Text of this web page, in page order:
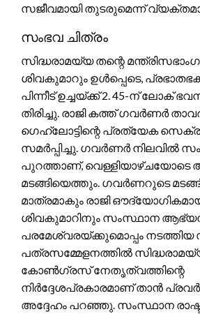
സജീവമായി തുടരുമെന്ന്
സംഭവ ചിത്രം
സിദ്ധരാമയ്യ തന്റെ
ശിവകുമാറും ഉൾപ്പെടെ,
പിന്നീട് ഉച്ചയ്ക്ക് 2. 45-ന് ലോക്
തിരിച്ചു. രാജി കത്ത് ഗവർണർ
ഗെഹ്ലോട്ടിന്റെ പ്രത്യേക
സമർപ്പിച്ചു. ഗവർണർ നിലവിൽ
പുറത്താണ്, വെള്ളിയാഴ്ചയോടെ
മടങ്ങിയെത്തും. ഗവർണറുടെ
മാത്രമാകും രാജി
ശിവകുമാറിനും സംസ്ഥാന
പരമേശ്വരയ്ക്കുമൊപ്പം
പത്രസമ്മേളനത്തിൽ
കോൺഗ്രസ് നേതൃത്വത്തിന്റെ
നിർദ്ദേശപ്രകാരമാണ് താൻ
അദ്ദേഹം പറഞ്ഞു. സംസ്ഥാന